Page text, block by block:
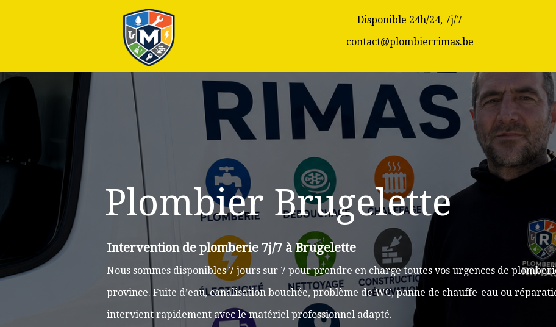
Disponible 24h/24, 7j/7
contact@plombierrimas.be
Plombier Brugelette
Intervention de plomberie 7j/7 à Brugelette
Nous sommes disponibles 7 jours sur 7 pour prendre en charge toutes vos urgences de
province. Fuite d’eau, canalisation bouchée, problème de WC, panne de chauffe-eau ou
intervient rapidement avec le matériel professionnel adapté.